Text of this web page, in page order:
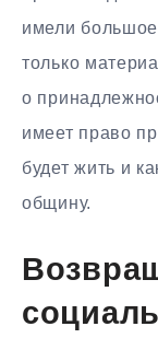
имели большое
только
о
имеет право
будет жить и
общину.